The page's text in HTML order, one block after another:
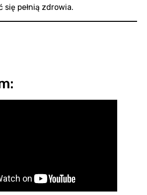
się pełnią zdrowia.